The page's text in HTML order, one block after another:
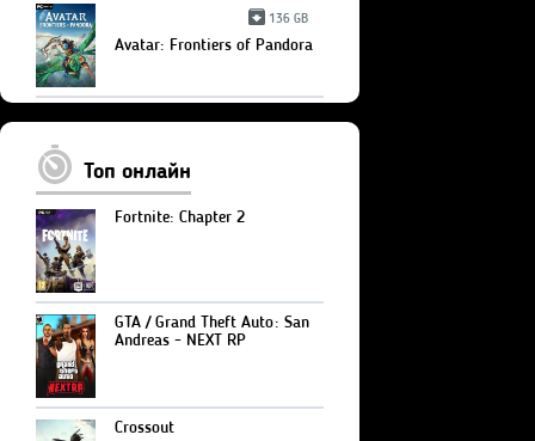
136 GB
Avatar: Frontiers of Pandora
Топ онлайн
Fortnite: Chapter 2
GTA / Grand Theft Auto: San
Andreas - NEXT RP
Crossout